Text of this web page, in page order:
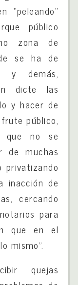
“peleando”
público
zona de
se ha de
y demás,
dicte las
y hacer de
público,
que no se
de muchas
privatizando
inacción de
cercando
para
que en el
mismo”.
quejas